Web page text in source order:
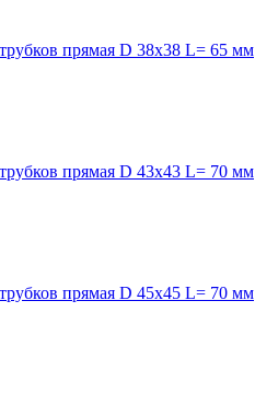
прямая D 38х38 L= 65 мм
прямая D 43х43 L= 70 мм
прямая D 45х45 L= 70 мм